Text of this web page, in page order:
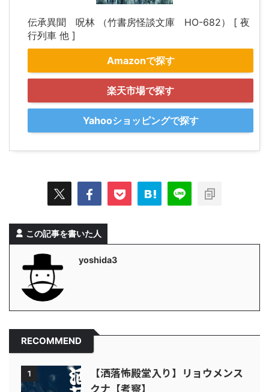
伝承異聞 呪林 （竹書房怪談文庫 HO-682） [ 夜
行列車 他 ]
Amazonで探す
楽天市場で探す
Yahooショッピングで探す
この記事を書いた人
yoshida3
RECOMMEND
1
【洒落怖殿堂入り】リョウメンス
クナ【考察】